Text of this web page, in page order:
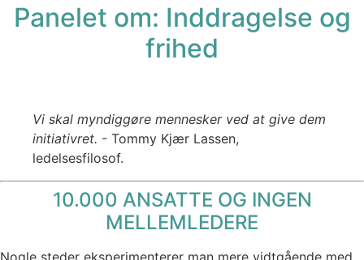
Panelet om: Inddragelse og
frihed
Vi skal myndiggøre mennesker ved at give dem
initiativret. - Tommy Kjær Lassen,
ledelsesfilosof.
10.000 ANSATTE OG INGEN
MELLEMLEDERE
Nogle steder eksperimenterer man mere vidtgående med